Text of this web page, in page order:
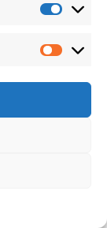
erhoben
Dienst, wie